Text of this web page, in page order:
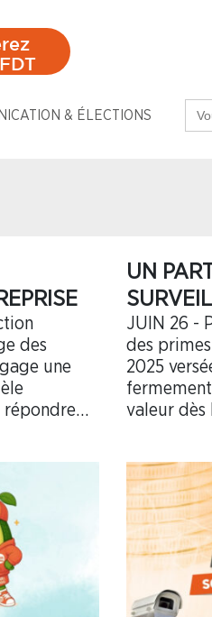
& ÉLECTIONS
for:
des
une
répondre
UN
JUIN 26 -
des
2025
valeur dès